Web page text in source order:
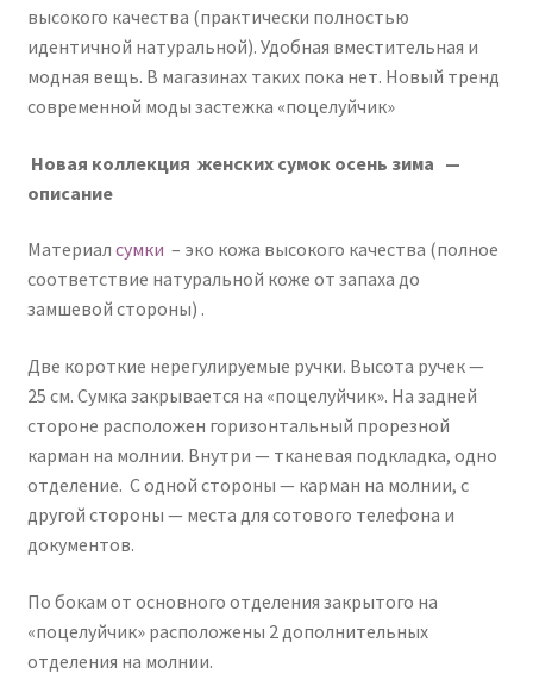
высокого качества (практически полностью
идентичной натуральной). Удобная вместительная и
модная вещь. В магазинах таких пока нет. Новый тренд
современной моды застежка «поцелуйчик»
Новая коллекция женских сумок осень зима —
описание
Материал сумки – эко кожа высокого качества (полное
соответствие натуральной коже от запаха до
замшевой стороны) .
Две короткие нерегулируемые ручки. Высота ручек —
25 см. Сумка закрывается на «поцелуйчик». На задней
стороне расположен горизонтальный прорезной
карман на молнии. Внутри — тканевая подкладка, одно
отделение. С одной стороны — карман на молнии, с
другой стороны — места для сотового телефона и
документов.
По бокам от основного отделения закрытого на
«поцелуйчик» расположены 2 дополнительных
отделения на молнии.